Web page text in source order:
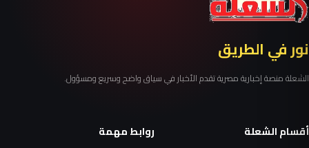
نور في الطريق
الشعلة منصة إخبارية مصرية تقدم الأخبار في سياق واضح وسريع ومسؤول.
أقسام الشعلة روابط مهمة